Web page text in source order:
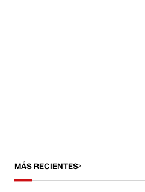
MÁS RECIENTES